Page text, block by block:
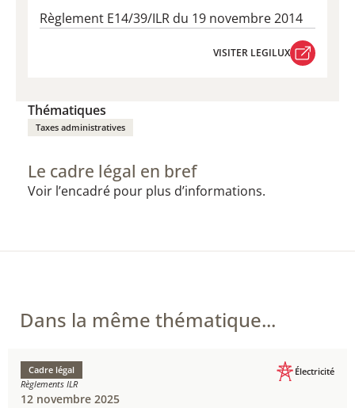
Règlement E14/39/ILR du 19 novembre 2014
VISITER LEGILUX
Thématiques
Taxes administratives
Le cadre légal en bref
Voir l’encadré pour plus d’informations.
Dans la même thématique...
Cadre légal
Règlements ILR
Électricité
12 novembre 2025